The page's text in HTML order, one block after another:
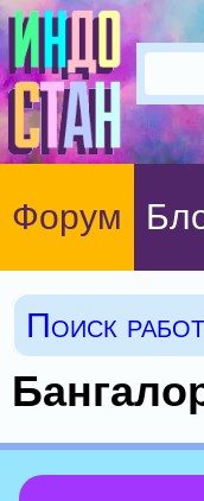
Форум
Поиск